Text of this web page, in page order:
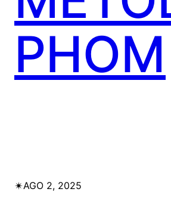
PHOM
✴︎AGO 2, 2025